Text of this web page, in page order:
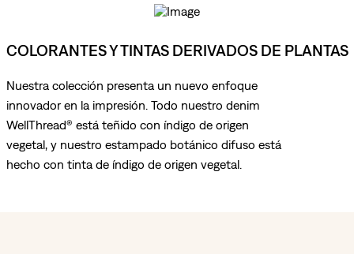
COLORANTES Y TINTAS DERIVADOS DE PLANTAS
Nuestra colección presenta un nuevo enfoque
innovador en la impresión. Todo nuestro denim
WellThread® está teñido con índigo de origen
vegetal, y nuestro estampado botánico difuso está
hecho con tinta de índigo de origen vegetal.